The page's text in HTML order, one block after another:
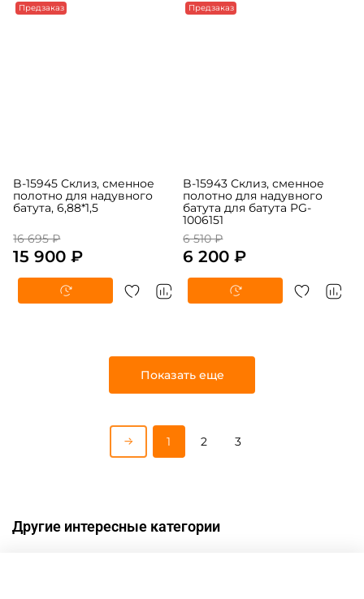
-5% Предзаказ
B-15945 Склиз, сменное
полотно для надувного
батута, 6,88*1,5
16 695 ₽
15 900 ₽
-5% Предзаказ
B-15943 Склиз, сменное
полотно для надувного
батута для батута PG-
1006151
6 510 ₽
6 200 ₽
Показать еще
1 2 3
Другие интересные категории